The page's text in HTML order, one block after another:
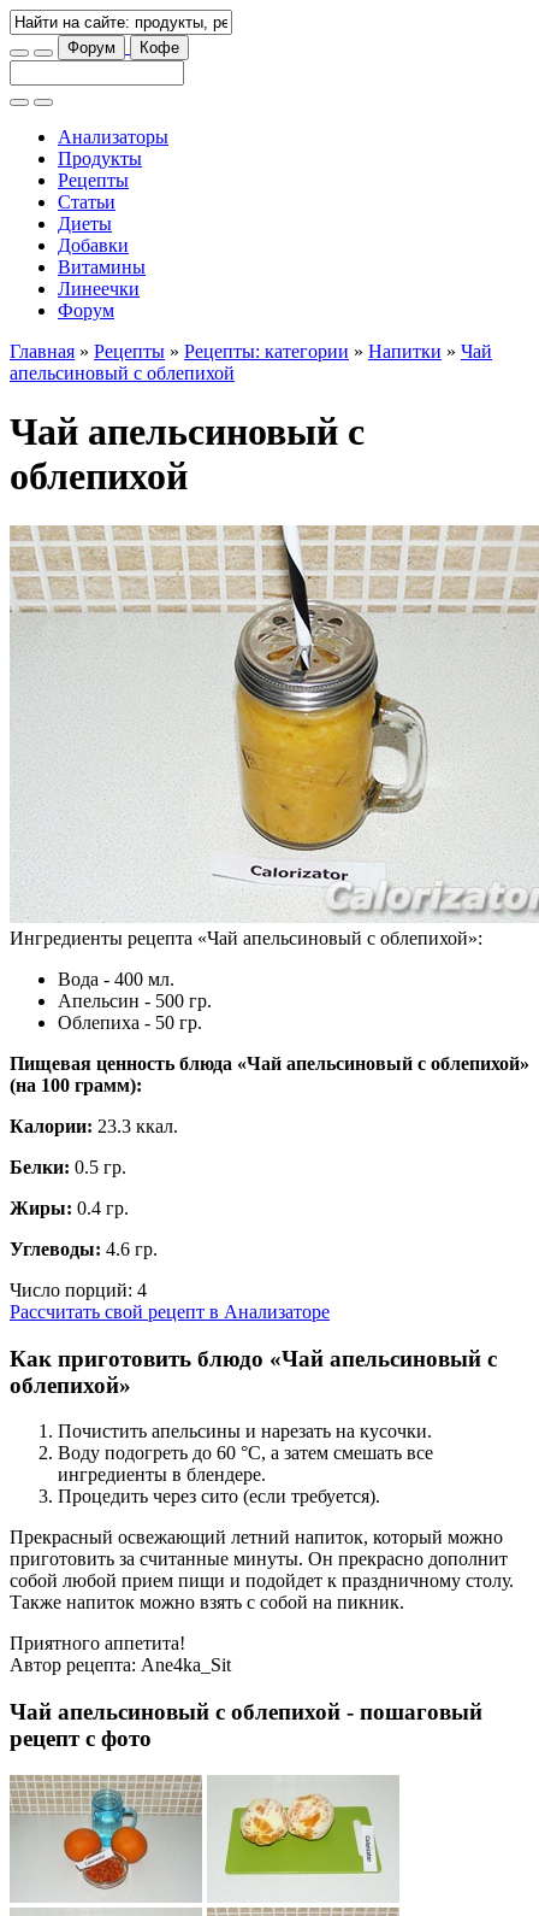
Форум Кофе
Анализаторы
Продукты
Рецепты
Статьи
Диеты
Добавки
Витамины
Линеечки
Форум
Главная » Рецепты » Рецепты: категории » Напитки » Чай
апельсиновый с облепихой
Чай апельсиновый с
облепихой
Ингредиенты рецепта «Чай апельсиновый с облепихой»:
Вода - 400 мл.
Апельсин - 500 гр.
Облепиха - 50 гр.
Пищевая ценность блюда «Чай апельсиновый с облепихой»
(на 100 грамм):
Калории: 23.3 ккал.
Белки: 0.5 гр.
Жиры: 0.4 гр.
Углеводы: 4.6 гр.
Число порций: 4
Рассчитать свой рецепт в Анализаторе
Как приготовить блюдо «Чай апельсиновый с
облепихой»
Почистить апельсины и нарезать на кусочки.
Воду подогреть до 60 °С, а затем смешать все
ингредиенты в блендере.
Процедить через сито (если требуется).
Прекрасный освежающий летний напиток, который можно
приготовить за считанные минуты. Он прекрасно дополнит
собой любой прием пищи и подойдет к праздничному столу.
Также напиток можно взять с собой на пикник.
Приятного аппетита!
Автор рецепта: Ane4ka_Sit
Чай апельсиновый с облепихой - пошаговый
рецепт с фото